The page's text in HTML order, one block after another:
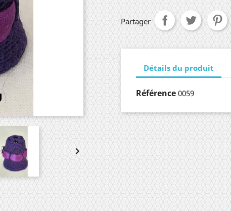

Partager
Détails du produit
Référence 0059